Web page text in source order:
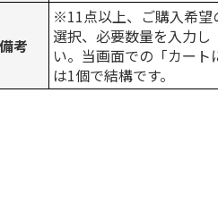
備考
※11点以上、ご購入希望
選択、必要数量を入力し
い。当画面での「カー
は1個で結構です。